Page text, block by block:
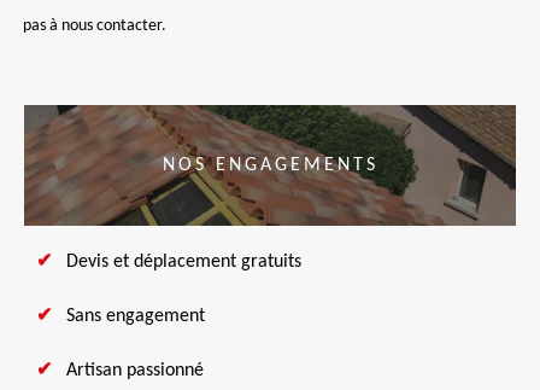
pas à nous contacter.
NOS ENGAGEMENTS
Devis et déplacement gratuits
Sans engagement
Artisan passionné